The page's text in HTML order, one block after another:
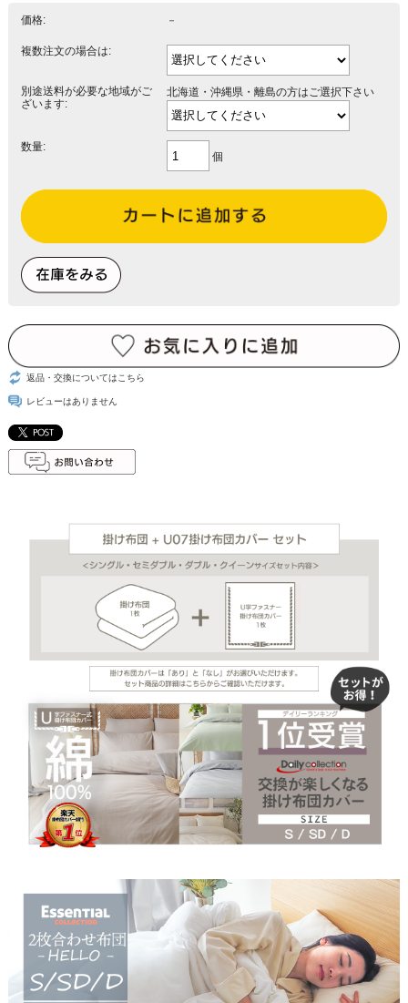
価格: －
複数注文の場合は:
別途送料が必要な地域がご
ざいます:
北海道・沖縄県・離島の方はご選択下さい
数量:
個
返品・交換についてはこちら
レビューはありません